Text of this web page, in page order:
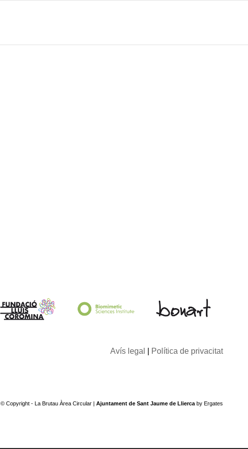
Avís legal Política de privacitat
© Copyright - La Brutau Àrea Circular | Ajuntament de Sant Jaume de Llierca by Ergates